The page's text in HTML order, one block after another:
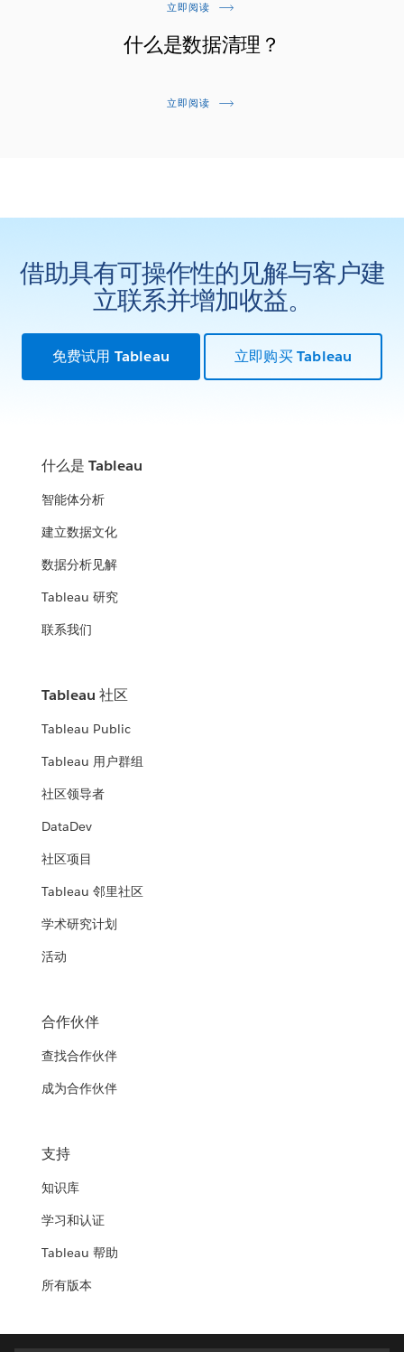
立即阅读
什么是数据清理？
立即阅读
借助具有可操作性的见解与客户建
立联系并增加收益。
免费试用 Tableau 立即购买 Tableau
什么是 Tableau
智能体分析
建立数据文化
数据分析见解
Tableau 研究
联系我们
Tableau 社区
Tableau Public
Tableau 用户群组
社区领导者
DataDev
社区项目
Tableau 邻里社区
学术研究计划
活动
合作伙伴
查找合作伙伴
成为合作伙伴
支持
知识库
学习和认证
Tableau 帮助
所有版本